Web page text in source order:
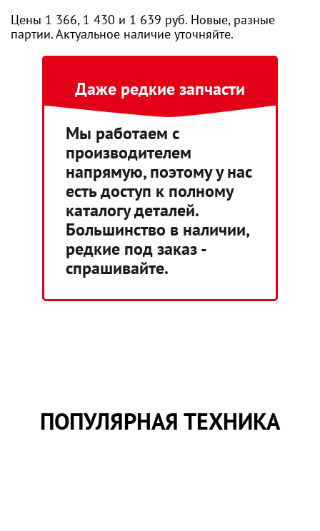
Цены 1 366, 1 430 и 1 639 руб. Новые, разные
партии. Актуальное наличие уточняйте.
Даже редкие запчасти
Мы работаем с
производителем
напрямую, поэтому у нас
есть доступ к полному
каталогу деталей.
Большинство в наличии,
редкие под заказ -
спрашивайте.
ПОПУЛЯРНАЯ ТЕХНИКА